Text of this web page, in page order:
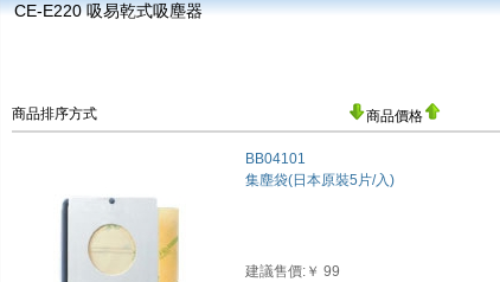
CE-E220 吸易乾式吸塵器
商品排序方式 商品價格
BB04101
集塵袋(日本原裝5片/入)
建議售價:￥ 99